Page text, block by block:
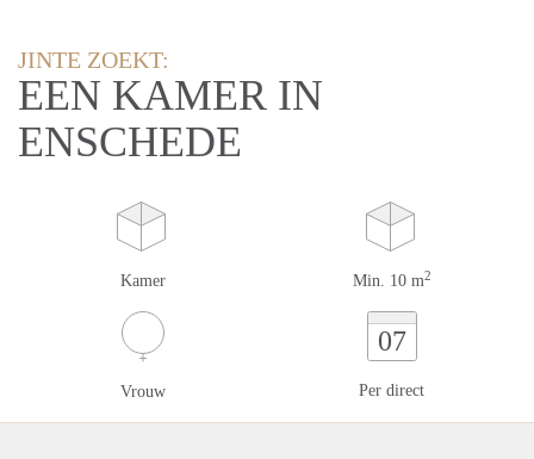
JINTE ZOEKT:
EEN KAMER IN
ENSCHEDE
Kamer Min. 10 m2
Vrouw
07
Per direct